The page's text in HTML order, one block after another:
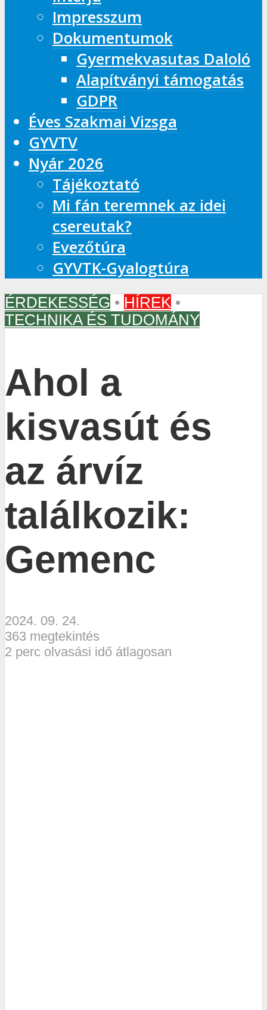
Impresszum
Dokumentumok
Gyermekvasutas Daloló
Alapítványi támogatás
GDPR
Éves Szakmai Vizsga
GYVTV
Nyár 2026
Tájékoztató
Mi fán teremnek az idei
csereutak?
Evezőtúra
GYVTK-Gyalogtúra
ÉRDEKESSÉG • HÍREK •
TECHNIKA ÉS TUDOMÁNY
Ahol a
kisvasút és
az árvíz
találkozik:
Gemenc
2024. 09. 24.
363 megtekintés
2 perc olvasási idő átlagosan